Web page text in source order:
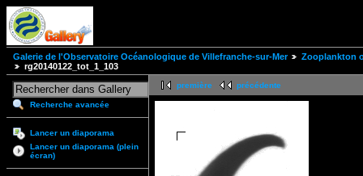
Galerie de l'Observatoire Océanologique de Villefranche-sur-Mer
Zooplankton
rg20140122_tot_1_103
Recherche avancée
Lancer un diaporama
Lancer un diaporama (plein
écran)
première précédente